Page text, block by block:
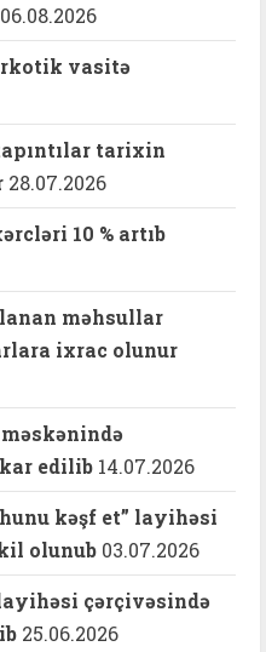
06.08.2026
vasitə
tarixin
28.07.2026
10 % artıb
məhsullar
ixrac olunur
edilib 14.07.2026
kəşf et” layihəsi
olunub 03.07.2026
layihəsi çərçivəsində
25.06.2026